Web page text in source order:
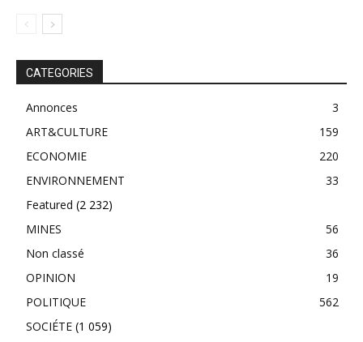
CATEGORIES
Annonces
3
ART&CULTURE
159
ECONOMIE
220
ENVIRONNEMENT
33
Featured (2 232)
MINES
56
Non classé
36
OPINION
19
POLITIQUE
562
SOCIÉTE (1 059)